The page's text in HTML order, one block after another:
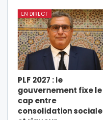
EN DIRECT
PLF 2027 : le
gouvernement fixe le
cap entre
consolidation sociale